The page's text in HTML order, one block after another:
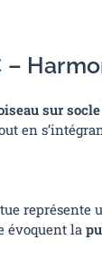
sur
en
représente
évoquent la